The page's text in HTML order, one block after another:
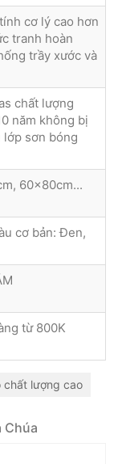
cơ lý cao hơn
tranh hoàn
trầy xước và
chất lượng
năm không bị
lớp sơn bóng
60x80cm...
cơ bản: Đen,
từ 800K
chất lượng cao
Chúa